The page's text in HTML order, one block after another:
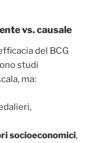
vs. causale
del BCG
studi
ma:
socioeconomici,